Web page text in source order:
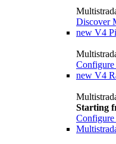
Discover
new V4
Configure
new V4
Starting
Configure